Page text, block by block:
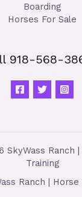
Boarding
Horses For Sale
918-568-
SkyWass Ranch
Training
Ranch | Horse